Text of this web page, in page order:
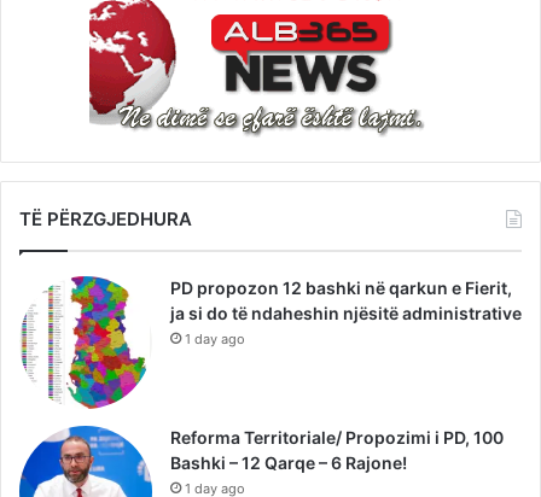
TË PËRZGJEDHURA
PD propozon 12 bashki në qarkun e Fierit,
ja si do të ndaheshin njësitë administrative
1 day ago
Reforma Territoriale/ Propozimi i PD, 100
Bashki – 12 Qarqe – 6 Rajone!
1 day ago